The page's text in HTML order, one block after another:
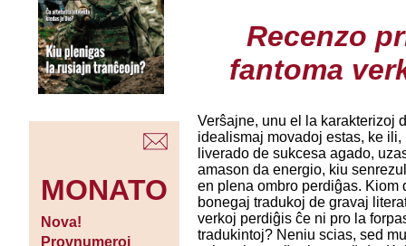
MONATO
Nova!
Provnumeroj
Recenzo
fantoma
Verŝajne, unu el la karakterizoj
idealismaj movadoj estas, ke ili,
liverado de sukcesa agado,
amason da energio, kiu
en plena ombro perdiĝas. Kiom
bonegaj tradukoj de gravaj
verkoj perdiĝis ĉe ni pro la
tradukintoj? Neniu scias, sed